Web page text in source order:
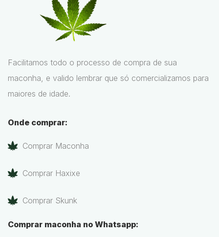
Facilitamos todo o processo de compra de sua
maconha, e valido lembrar que só comercializamos para
maiores de idade.
Onde comprar:
Comprar Maconha
Comprar Haxixe
Comprar Skunk
Comprar maconha no Whatsapp: